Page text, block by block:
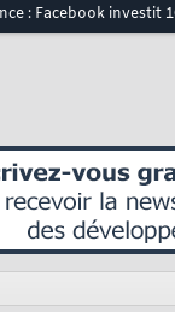
: Facebook investit